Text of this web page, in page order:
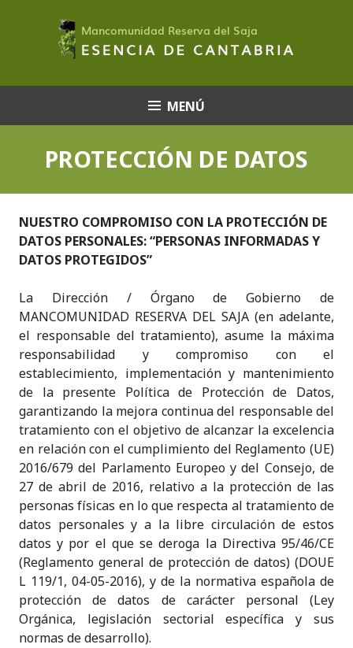
contenido
MENÚ
PROTECCIÓN DE DATOS
NUESTRO COMPROMISO CON LA PROTECCIÓN DE
DATOS PERSONALES: “PERSONAS INFORMADAS Y
DATOS PROTEGIDOS”
La Dirección / Órgano de Gobierno de
MANCOMUNIDAD RESERVA DEL SAJA (en adelante,
el responsable del tratamiento), asume la máxima
responsabilidad y compromiso con el
establecimiento, implementación y mantenimiento
de la presente Política de Protección de Datos,
garantizando la mejora continua del responsable del
tratamiento con el objetivo de alcanzar la excelencia
en relación con el cumplimiento del Reglamento (UE)
2016/679 del Parlamento Europeo y del Consejo, de
27 de abril de 2016, relativo a la protección de las
personas físicas en lo que respecta al tratamiento de
datos personales y a la libre circulación de estos
datos y por el que se deroga la Directiva 95/46/CE
(Reglamento general de protección de datos) (DOUE
L 119/1, 04-05-2016), y de la normativa española de
protección de datos de carácter personal (Ley
Orgánica, legislación sectorial específica y sus
normas de desarrollo).